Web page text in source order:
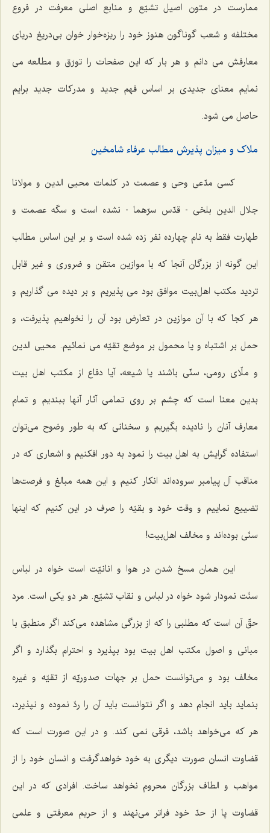
ممارست در متون اصيل تشيّع و منابع اصلى معرفت در فروع
مختلفه و شعب گوناگون هنوز خود را ريزه‌خوار خوان بى‌دريغ درياى
معارفش مى ‌دانم و هر بار كه اين صفحات را تورّق و مطالعه مى‌
نمايم معناى جديدى بر اساس فهم جديد و مدركات جديد برايم
حاصل مى ‌شود.
ملاک و میزان پذیرش مطالب عرفاء شامخین
كسى مدّعى وحى و عصمت در كلمات محيى الدين و مولانا
جلال الدين بلخى - قدّس سرّهما - نشده است و سكّه عصمت و
طهارت فقط به نام چهارده نفر زده شده است و بر اين اساس مطالب
اين گونه از بزرگان آنجا كه با موازين متقن و ضرورى و غير قابل
ترديد مكتب اهل‌بيت موافق بود مى ‌پذيريم و بر ديده مى ‌گذاريم و
هر كجا كه با آن موازين در تعارض بود آن را نخواهيم پذيرفت، و
حمل بر اشتباه و يا محمول بر موضع تقيّه مى ‌نمائيم. محيى الدين
و ملّاى رومى، سنّى باشند يا شيعه، آيا دفاع از مكتب اهل بيت
بدين معنا است كه چشم بر روى تمامى آثار آنها ببنديم و تمام
معارف آنان را ناديده بگيريم و سخنانى كه به طور وضوح مى‌توان
استفاده گرايش به اهل بيت را نمود به دور افكنيم و اشعارى كه در
مناقب آل پيامبر سروده‌اند انكار كنيم و اين همه مبالغ و فرصت‌ها
تضييع نماييم و وقت خود و بقيّه را صرف در اين كنيم كه اينها
سنّى بوده‌اند و مخالف اهل‌بيت!
اين همان مسخ شدن در هوا و انانيّت است خواه در لباس
سنّت نمودار شود خواه در لباس و نقاب تشيّع. هر دو يكى است. مرد
حقّ آن است كه مطلبى را كه از بزرگى مشاهده مى‌كند اگر منطبق با
مبانى و اصول مكتب اهل بيت بود بپذيرد و احترام بگذارد و اگر
مخالف بود و مى‌توانست حمل بر جهات صدوريّه از تقيّه و غيره
بنمايد بايد انجام دهد و اگر نتوانست بايد آن را ردّ نموده و نپذيرد،
هر كه مى‌خواهد باشد، فرقى نمى ‌كند. و در اين صورت است كه
قضاوت انسان صورت ديگرى به خود خواهدگرفت و انسان خود را از
مواهب و الطاف بزرگان محروم نخواهد ساخت. افرادى كه در اين
قضاوت پا از حدّ خود فراتر مى‌نهند و از حريم معرفتى‌ و علمى